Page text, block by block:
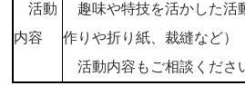
活動
内容
趣味や特技を活かした活
作りや折り紙、裁縫など）
活動内容もご相談くださ